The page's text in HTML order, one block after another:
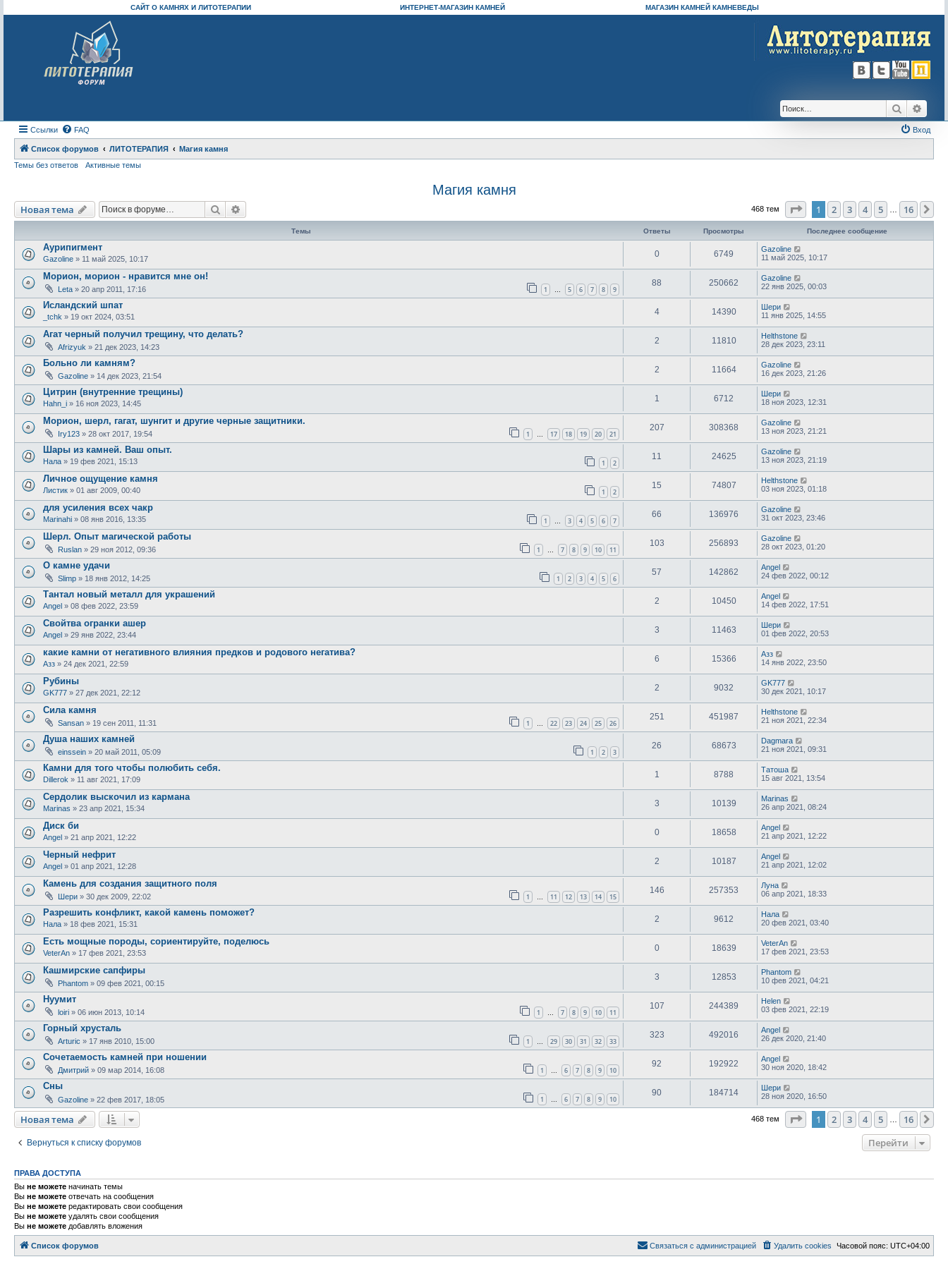
САЙТ О КАМНЯХ И ЛИТОТЕРАПИИ ИНТЕРНЕТ-МАГАЗИН КАМНЕЙ МАГАЗИН КАМНЕЙ КАМНЕВЕДЫ
Поиск
Ссылки FAQ Вход
Список форумов ЛИТОТЕРАПИЯ
Магия камня
Темы без ответов
Активные темы
Магия камня
Новая тема Поиск 468 тем Страница1 из 16
1 2 3 4 5 16
Темы Ответы Просмотры Последнее сообщение
Аурипигмент
Gazoline » 11 май 2025, 10:17
0 6749
Gazoline
11 май 2025, 10:17
Морион, морион - нравится мне он!
Leta » 20 апр 2011, 17:16 1 … 5 6 7 8 9
88 250662
Gazoline
22 янв 2025, 00:03
Исландский шпат
_tchk » 19 окт 2024, 03:51
4 14390
Шери
11 янв 2025, 14:55
Агат черный получил трещину, что делать?
Afrizyuk » 21 дек 2023, 14:23
2 11810
Helthstone
28 дек 2023, 23:11
Больно ли камням?
Gazoline » 14 дек 2023, 21:54
2 11664
Gazoline
16 дек 2023, 21:26
Цитрин (внутренние трещины)
Hahn_i » 16 ноя 2023, 14:45
1 6712
Шери
18 ноя 2023, 12:31
Морион, шерл, гагат, шунгит и другие черные защитники.
Iry123 » 28 окт 2017, 19:54 1 … 17 18 19 20 21
207 308368
Gazoline
13 ноя 2023, 21:21
Шары из камней. Ваш опыт.
Нала » 19 фев 2021, 15:13 1 2
11 24625
Gazoline
13 ноя 2023, 21:19
Личное ощущение камня
Листик » 01 авг 2009, 00:40 1 2
15 74807
Helthstone
03 ноя 2023, 01:18
для усиления всех чакр
Marinahi » 08 янв 2016, 13:35 1 … 3 4 5 6 7
66 136976
Gazoline
31 окт 2023, 23:46
Шерл. Опыт магической работы
Ruslan » 29 ноя 2012, 09:36 1 … 7 8 9 10 11
103 256893
Gazoline
28 окт 2023, 01:20
О камне удачи
Slimp » 18 янв 2012, 14:25 1 2 3 4 5 6
57 142862
Angel
24 фев 2022, 00:12
Тантал новый металл для украшений
Angel » 08 фев 2022, 23:59
2 10450
Angel
14 фев 2022, 17:51
Свойтва огранки ашер
Angel » 29 янв 2022, 23:44
3 11463
Шери
01 фев 2022, 20:53
какие камни от негативного влияния предков и родового негатива?
Азз » 24 дек 2021, 22:59
6 15366
Азз
14 янв 2022, 23:50
Рубины
GK777 » 27 дек 2021, 22:12
2 9032
GK777
30 дек 2021, 10:17
Сила камня
Sansan » 19 сен 2011, 11:31 1 … 22 23 24 25 26
251 451987
Helthstone
21 ноя 2021, 22:34
Душа наших камней
einssein » 20 май 2011, 05:09 1 2 3
26 68673
Dagmara
21 ноя 2021, 09:31
Камни для того чтобы полюбить себя.
Dillerok » 11 авг 2021, 17:09
1 8788
Татоша
15 авг 2021, 13:54
Сердолик выскочил из кармана
Marinas » 23 апр 2021, 15:34
3 10139
Marinas
26 апр 2021, 08:24
Диск би
Angel » 21 апр 2021, 12:22
0 18658
Angel
21 апр 2021, 12:22
Черный нефрит
Angel » 01 апр 2021, 12:28
2 10187
Angel
21 апр 2021, 12:02
Камень для создания защитного поля
Шери » 30 дек 2009, 22:02 1 … 11 12 13 14 15
146 257353
Луна
06 апр 2021, 18:33
Разрешить конфликт, какой камень поможет?
Нала » 18 фев 2021, 15:31
2 9612
Нала
20 фев 2021, 03:40
Есть мощные породы, сориентируйте, поделюсь
VeterAn » 17 фев 2021, 23:53
0 18639
VeterAn
17 фев 2021, 23:53
Кашмирские сапфиры
Phantom » 09 фев 2021, 00:15
3 12853
Phantom
10 фев 2021, 04:21
Нуумит
loiri » 06 июн 2013, 10:14 1 … 7 8 9 10 11
107 244389
Helen
03 фев 2021, 22:19
Горный хрусталь
Arturic » 17 янв 2010, 15:00 1 … 29 30 31 32 33
323 492016
Angel
26 дек 2020, 21:40
Сочетаемость камней при ношении
Дмитрий » 09 мар 2014, 16:08 1 … 6 7 8 9 10
92 192922
Angel
30 ноя 2020, 18:42
Сны
Gazoline » 22 фев 2017, 18:05 1 … 6 7 8 9 10
90 184714
Шери
28 ноя 2020, 16:50
Новая тема 468 тем Страница1 из 16
1 2 3 4 5 16
Вернуться к списку форумов Перейти
ПРАВА ДОСТУПА
Вы не можете начинать темы
Вы не можете отвечать на сообщения
Вы не можете редактировать свои сообщения
Вы не можете удалять свои сообщения
Вы не можете добавлять вложения
Список форумов Часовой пояс: UTC+04:00
Удалить cookies
Связаться с администрацией